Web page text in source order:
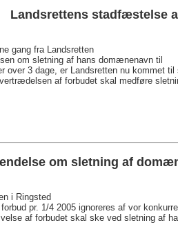
Landsrettens stadfæstelse
gang fra Landsretten
om sletning af hans domænenavn til
over 3 dage, er Landsretten nu kommet til
af forbudet skal medføre
om sletning af
i Ringsted
pr. 1/4 2005 ignoreres af vor
af forbudet skal ske ved sletning af